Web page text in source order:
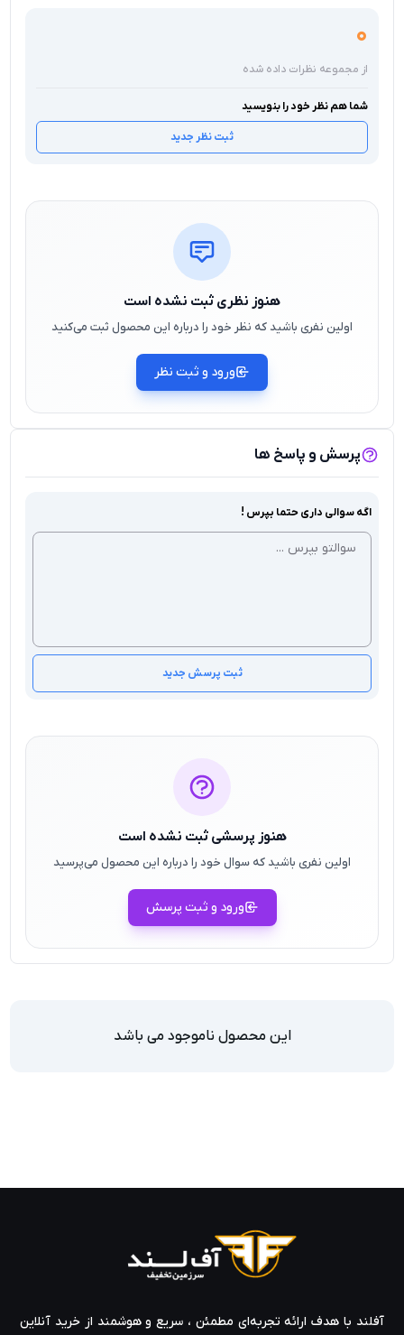
0
از مجموعه نظرات داده شده
شما هم نظر خود را بنویسید
ثبت نظر جدید
هنوز نظری ثبت نشده است
اولین نفری باشید که نظر خود را درباره این محصول ثبت می‌کنید
ورود و ثبت نظر
پرسش و پاسخ ها
اگه سوالی داری حتما بپرس !
ثبت پرسش جدید
هنوز پرسشی ثبت نشده است
اولین نفری باشید که سوال خود را درباره این محصول می‌پرسید
ورود و ثبت پرسش
این محصول ناموجود می باشد
آفلند با هدف ارائه‌ تجربه‌ای مطمئن ، سریع و هوشمند از خرید آنلاین